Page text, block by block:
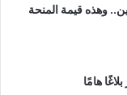
وهذه قيمة المنحة
هامًا